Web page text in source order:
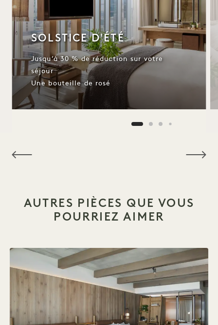
SOLSTICE D'ÉTÉ
Jusqu’à 30 % de réduction sur votre
séjour
Une bouteille de rosé
AUTRES PIÈCES QUE VOUS
POURRIEZ AIMER